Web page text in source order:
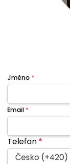
Jméno *
Email *
Telefon*
Česko (+420)